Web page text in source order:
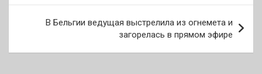
В Бельгии ведущая выстрелила из огнемета и
загорелась в прямом эфире